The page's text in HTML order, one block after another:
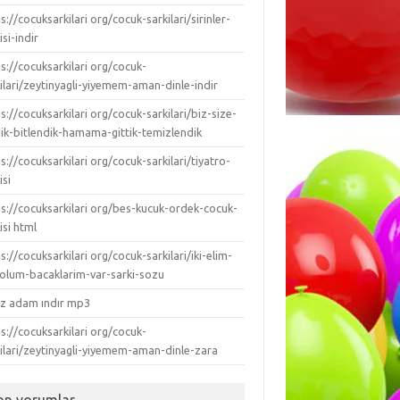
cocuksarkilari org/cocuk-sarkilari/sirinler-
indir
cocuksarkilari org/cocuk-
zeytinyagli-yiyemem-aman-dinle-indir
cocuksarkilari org/cocuk-sarkilari/biz-size-
bitlendik-hamama-gittik-temizlendik
cocuksarkilari org/cocuk-sarkilari/tiyatro-
cocuksarkilari org/bes-kucuk-ordek-cocuk-
html
cocuksarkilari org/cocuk-sarkilari/iki-elim-
bacaklarim-var-sarki-sozu
adam ındır mp3
cocuksarkilari org/cocuk-
zeytinyagli-yiyemem-aman-dinle-zara